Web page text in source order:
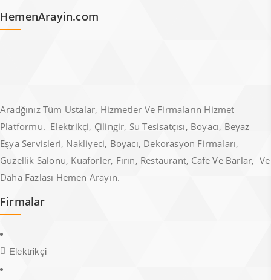
HemenArayin.com
Aradğınız Tüm Ustalar, Hizmetler Ve Firmaların Hizmet
Platformu. Elektrikçi, Çilingir, Su Tesisatçısı, Boyacı, Beyaz
Eşya Servisleri, Nakliyeci, Boyacı, Dekorasyon Firmaları,
Güzellik Salonu, Kuaförler, Fırın, Restaurant, Cafe Ve Barlar, Ve
Daha Fazlası Hemen Arayın.
Firmalar
Elektrikçi